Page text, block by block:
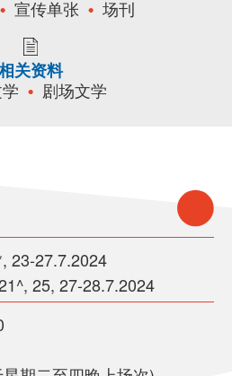
宣传单张 场刊
关资料
剧场文学
23-27.7.2024
25, 27-28.7.2024